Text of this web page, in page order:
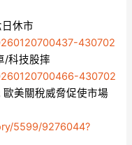
休市
430702
/科技股摔
430702
美關稅威脅促使市場
5599/9276044?